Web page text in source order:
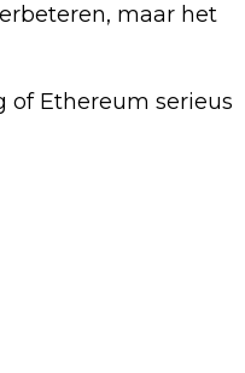
maar het
of Ethereum serieus